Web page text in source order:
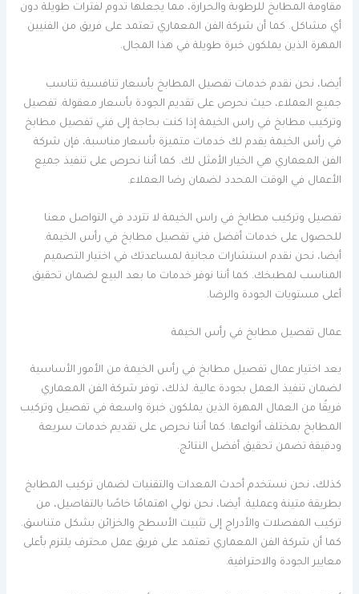
مقاومة المطابخ للرطوبة والحرارة، مما يجعلها تدوم لفترات طويلة دون
أي مشاكل. كما أن شركة الفن المعماري تعتمد على فريق من الفنيين
المهرة الذين يملكون خبرة طويلة في هذا المجال.
أيضا، نحن نقدم خدمات تفصيل المطابخ بأسعار تنافسية تناسب
جميع العملاء، حيث نحرص على تقديم الجودة بأسعار معقولة. تفصيل
وتركيب مطابخ في راس الخيمة إذا كنت بحاجة إلى فني تفصيل مطابخ
في رأس الخيمة يقدم لك خدمات متميزة بأسعار مناسبة، فإن شركة
الفن المعماري هي الخيار الأمثل لك. كما أننا نحرص على تنفيذ جميع
الأعمال في الوقت المحدد لضمان رضا العملاء.
تفصيل وتركيب مطابخ في راس الخيمة لا تتردد في التواصل معنا
للحصول على خدمات أفضل فني تفصيل مطابخ في رأس الخيمة.
أيضا، نحن نقدم استشارات مجانية لمساعدتك في اختيار التصميم
المناسب لمطبخك. كما أننا نوفر خدمات ما بعد البيع لضمان تحقيق
أعلى مستويات الجودة والرضا.
عمال تفصيل مطابخ في رأس الخيمة
يعد اختيار عمال تفصيل مطابخ في رأس الخيمة من الأمور الأساسية
لضمان تنفيذ العمل بجودة عالية. لذلك، توفر شركة الفن المعماري
فريقًا من العمال المهرة الذين يملكون خبرة واسعة في تفصيل وتركيب
المطابخ بمختلف أنواعها. كما أننا نحرص على تقديم خدمات سريعة
ودقيقة تضمن تحقيق أفضل النتائج.
كذلك، نحن نستخدم أحدث المعدات والتقنيات لضمان تركيب المطابخ
بطريقة متينة وعملية. أيضا، نحن نولي اهتمامًا خاصًا بالتفاصيل، من
تركيب المفصلات والأدراج إلى تثبيت الأسطح والخزائن بشكل متناسق.
كما أن شركة الفن المعماري تعتمد على فريق عمل محترف يلتزم بأعلى
معايير الجودة والاحترافية.